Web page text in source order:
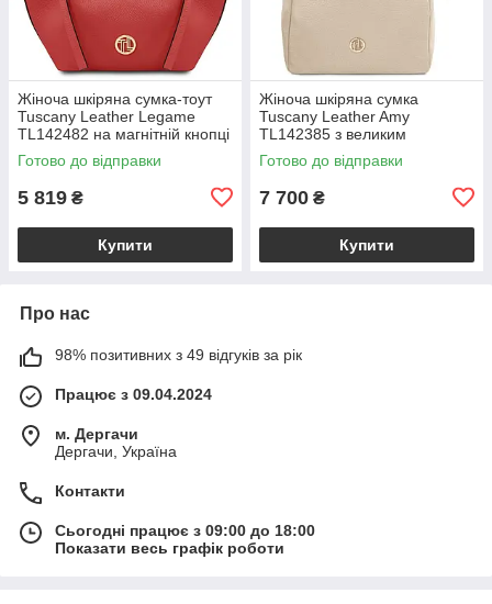
Жіноча шкіряна сумка-тоут
Tuscany Leather Legame
TL142482 на магнітній кнопці
з плечовим ременем,
коралова BS2482_1_105
Готово до відправки
5 819 ₴
Купити
Жіноча шкіряна сумка
Tuscany Leather Amy
TL142385 з великим
відділенням і плечовим
ременем, бежева
Готово до відправки
7 700 ₴
Купити
Про нас
98% позитивних з 49 відгуків за рік
Працює з 09.04.2024
м. Дергачи
Дергачи, Україна
Контакти
Сьогодні працює з 09:00 до 18:00
Показати весь графік роботи